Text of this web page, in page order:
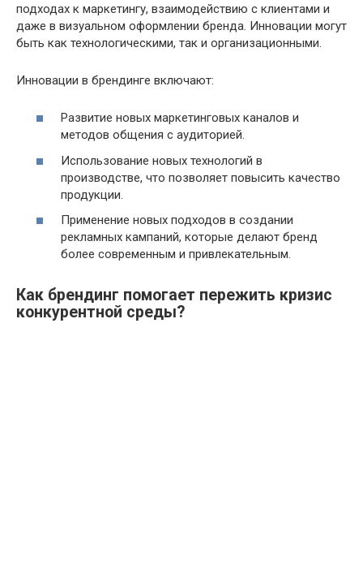
подходах к маркетингу, взаимодействию с клиентами и
даже в визуальном оформлении бренда. Инновации могут
быть как технологическими, так и организационными.
Инновации в брендинге включают:
Развитие новых маркетинговых каналов и
методов общения с аудиторией.
Использование новых технологий в
производстве, что позволяет повысить качество
продукции.
Применение новых подходов в создании
рекламных кампаний, которые делают бренд
более современным и привлекательным.
Как брендинг помогает пережить кризис
конкурентной среды?